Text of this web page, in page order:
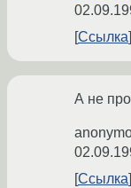
Ссылка
А не
Ссылка